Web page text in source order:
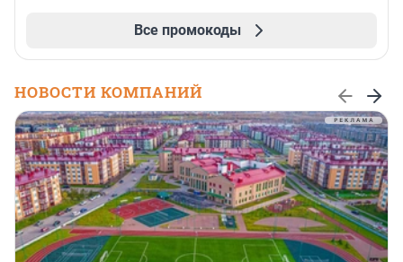
Все промокоды
НОВОСТИ КОМПАНИЙ